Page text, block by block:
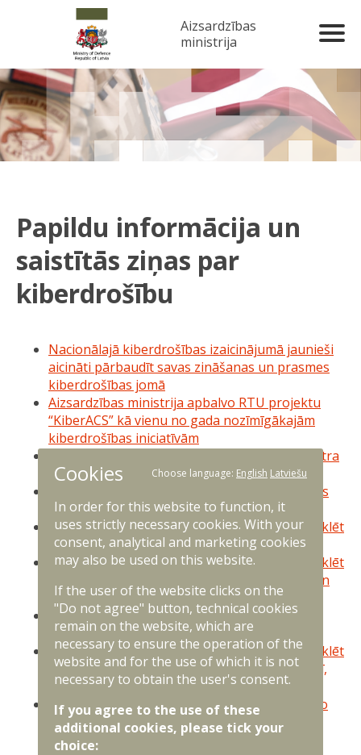
Aizsardzības
ministrija
Papildu informācija un
saistītās ziņas par
kiberdrošību
Nacionālajā kiberdrošības izaicinājumā jaunieši
aicināti pārbaudīt savas zināšanas un prasmes
kiberdrošības jomā
Aizsardzības ministrija apbalvo RTU projektu
“KiberACS” kā vienu no gada nozīmīgākajām
kiberdrošības iniciatīvām
Sekmīgi aizvadīta Nacionālā kibedrošības centra
rīkotā reģionālu semināru sērija
Aizvadīta Kiberdrošības kompetenču kopienas
desmitā sanāksme
Nacionālais kiberdrošības centrs aicina apmeklēt
semināru par kiberdrošību
Nacionālais kiberdrošības centrs aicina apmeklēt
seminārus par kiberdrošību Jēkabpilī, Cēsīs un
Rīgā
Izglītības jomas pārstāvji aicināti piedalīties
vebinārā par kiberdrošību
Nacionālais kiberdrošības centrs aicina apmeklēt
seminārus par kiberdrošību Bauskā, Jēkabpilī,
Cēsīs un Rīgā
Latvijas jaunie kiberdrošības speciālisti uzlabo
sniegumu Eiropas kiberdrošības izaicinājumā
Varšavā
Cookies Choose language: English Latviešu
In order for this website to function, it
uses strictly necessary cookies. With your
consent, analytical and marketing cookies
may also be used on this website.
If the user of the website clicks on the
"Do not agree" button, technical cookies
remain on the website, which are
necessary to ensure the operation of the
website and for the use of which it is not
necessary to obtain the user's consent.
If you agree to the use of these
additional cookies, please tick your
choice: